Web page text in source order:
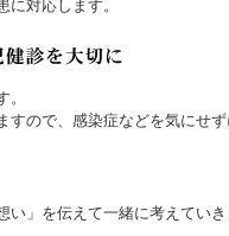
に対応します。
。
すので、感染症などを気にせず
い」を伝えて一緒に考えていき